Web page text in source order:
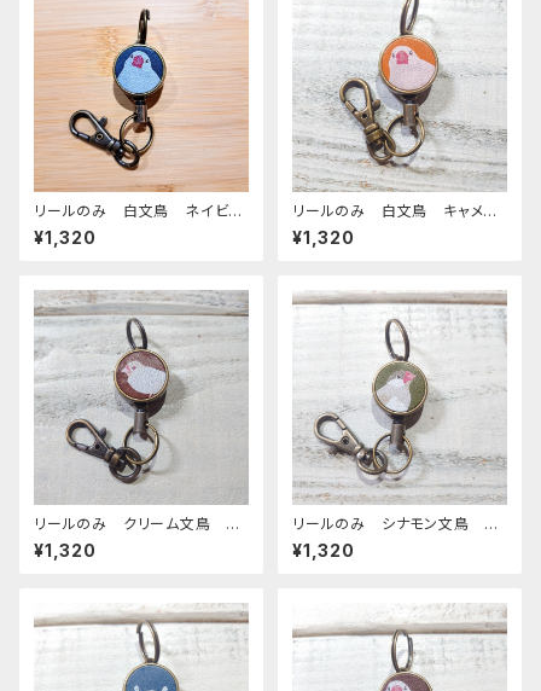
リールのみ 白文鳥 ネイビ
ー 文鳥 ブンチョウ ぶんちょ
う
¥1,320
リールのみ 白文鳥 キャメ
ル 文鳥 ぶんちょう ブンチョ
ウ
¥1,320
リールのみ クリーム文鳥 ブ
ラウン 文鳥 ぶんちょう ブン
チョウ
¥1,320
リールのみ シナモン文鳥 グ
リーン 文鳥 ぶんちょう ブン
チョウ
¥1,320